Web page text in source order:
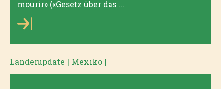
mourir» («Gesetz über das ...
Länderupdate | Mexiko |